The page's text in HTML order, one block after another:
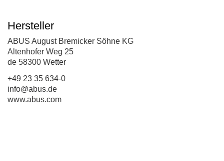
Hersteller
ABUS August Bremicker Söhne KG
Altenhofer Weg 25
de 58300 Wetter
+49 23 35 634-0
info@abus.de
www.abus.com